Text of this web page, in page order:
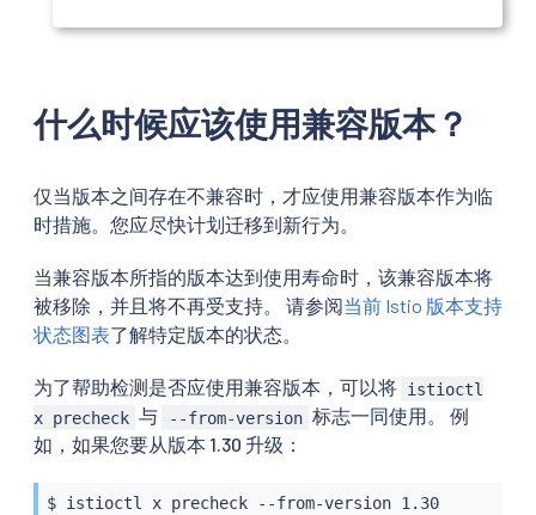
什么时候应该使用兼容版本？
仅当版本之间存在不兼容时，才应使用兼容版本作为临
时措施。您应尽快计划迁移到新行为。
当兼容版本所指的版本达到使用寿命时，该兼容版本将
被移除，并且将不再受支持。 请参阅当前 Istio 版本支持
状态图表了解特定版本的状态。
为了帮助检测是否应使用兼容版本，可以将 istioctl
x precheck 与 --from-version 标志一同使用。 例
如，如果您要从版本 1.30 升级：
$ istioctl
x precheck --from-version 1.30